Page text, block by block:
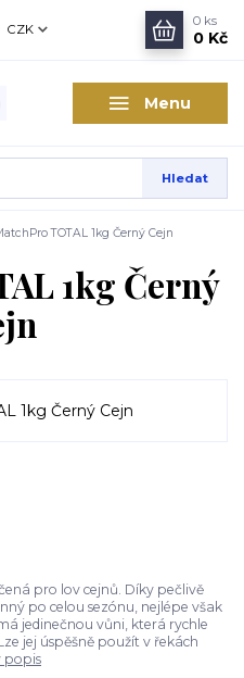
Menu
CZK
Hledat
0 ks
0 Kč
TOTAL 1kg Černý Cejn
1kg Černý
pro lov cejnů. Díky pečlivě
po celou sezónu, nejlépe však
jedinečnou vůni, která rychle
jej úspěšně použít v řekách
popis